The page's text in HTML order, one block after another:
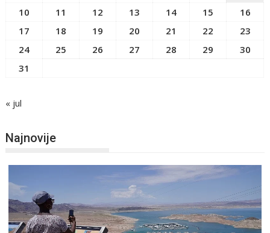
10
11 12 13 14 15
16
17
18 19 20 21 22
23
24
25 26 27 28 29
30
31
« jul
Najnovije